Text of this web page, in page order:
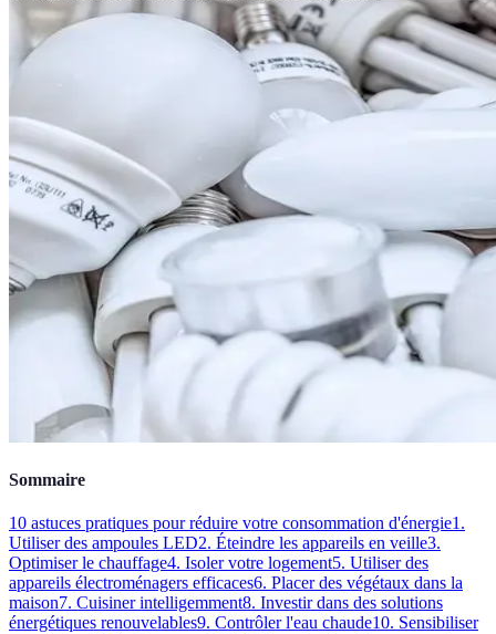
Sommaire
10 astuces pratiques pour réduire votre consommation d'énergie1.
Utiliser des ampoules LED2. Éteindre les appareils en veille3.
Optimiser le chauffage4. Isoler votre logement5. Utiliser des
appareils électroménagers efficaces6. Placer des végétaux dans la
maison7. Cuisiner intelligemment8. Investir dans des solutions
énergétiques renouvelables9. Contrôler l'eau chaude10. Sensibiliser